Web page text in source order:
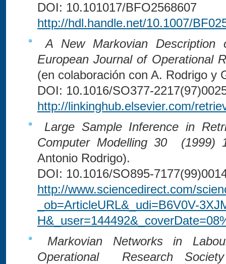
DOI: 10.101017/BFO2568607
http://hdl.handle.net/10.1007/
A New Markovian
European Journal of Operational
(en colaboración con A. Rodrigo y
DOI: 10.1016/SO377-
http://linkinghub.elsevier.com/
Large Sample Inference in
Computer Modelling 30 (1999)
Antonio Rodrigo).
DOI: 10.1016/SO895-
http://www.sciencedirect.com/
_ob=ArticleURL&_udi=B6V0V-
Markovian Networks in
Operational Research